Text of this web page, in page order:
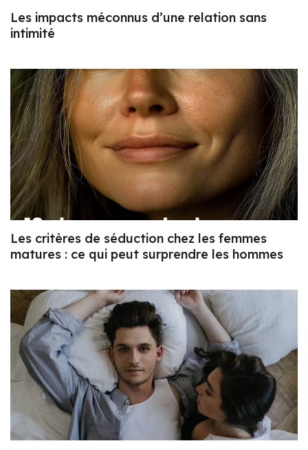
Les impacts méconnus d’une relation sans
intimité
Les critères de séduction chez les femmes
matures : ce qui peut surprendre les hommes